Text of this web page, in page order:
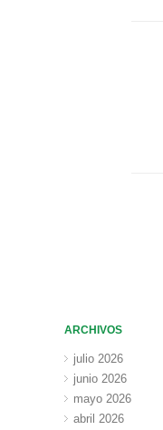
ARCHIVOS
julio 2026
junio 2026
mayo 2026
abril 2026